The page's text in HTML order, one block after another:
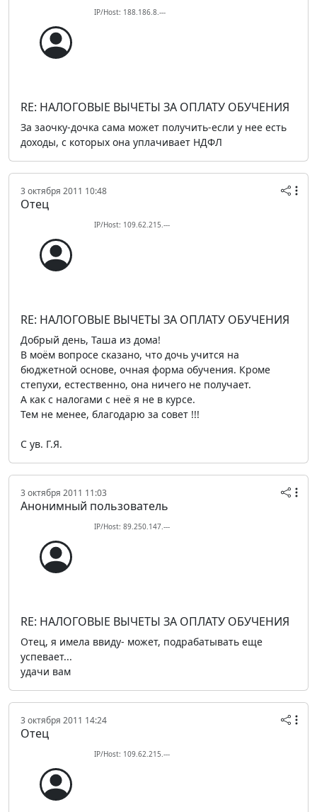
IP/Host: 188.186.8.---
RE: НАЛОГОВЫЕ ВЫЧЕТЫ ЗА ОПЛАТУ ОБУЧЕНИЯ
За заочку-дочка сама может получить-если у нее есть
доходы, с которых она уплачивает НДФЛ
3 октября 2011 10:48
Отец
IP/Host: 109.62.215.---
RE: НАЛОГОВЫЕ ВЫЧЕТЫ ЗА ОПЛАТУ ОБУЧЕНИЯ
Добрый день, Таша из дома!
В моём вопросе сказано, что дочь учится на
бюджетной основе, очная форма обучения. Кроме
степухи, естественно, она ничего не получает.
А как с налогами с неё я не в курсе.
Тем не менее, благодарю за совет !!!
С ув. Г.Я.
3 октября 2011 11:03
Анонимный пользователь
IP/Host: 89.250.147.---
RE: НАЛОГОВЫЕ ВЫЧЕТЫ ЗА ОПЛАТУ ОБУЧЕНИЯ
Отец, я имела ввиду- может, подрабатывать еще
успевает...
удачи вам
3 октября 2011 14:24
Отец
IP/Host: 109.62.215.---